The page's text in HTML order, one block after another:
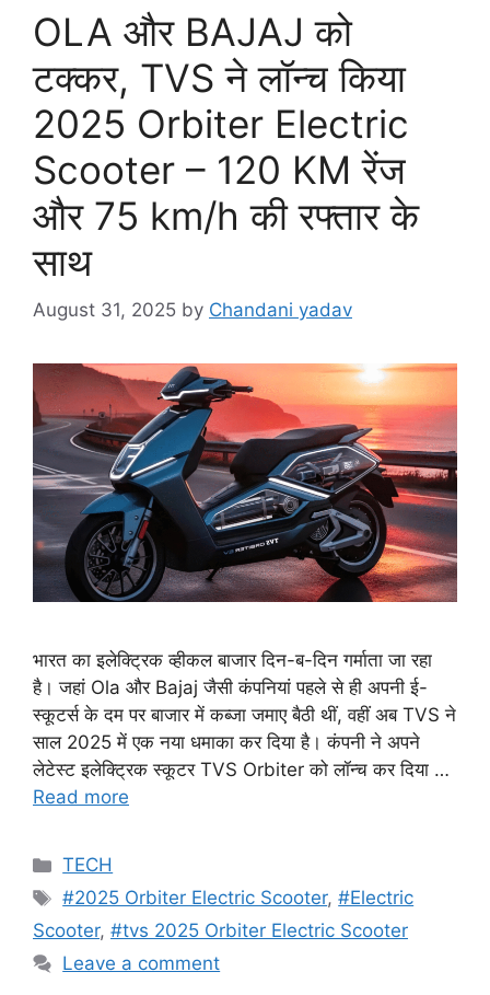
OLA और BAJAJ को
टक्कर, TVS ने लॉन्च किया
2025 Orbiter Electric
Scooter – 120 KM रेंज
और 75 km/h की रफ्तार के
साथ
August 31, 2025 by Chandani yadav
भारत का इलेक्ट्रिक व्हीकल बाजार दिन-ब-दिन गर्माता जा रहा
है। जहां Ola और Bajaj जैसी कंपनियां पहले से ही अपनी ई-
स्कूटर्स के दम पर बाजार में कब्जा जमाए बैठी थीं, वहीं अब TVS ने
साल 2025 में एक नया धमाका कर दिया है। कंपनी ने अपने
लेटेस्ट इलेक्ट्रिक स्कूटर TVS Orbiter को लॉन्च कर दिया …
Read more
Categories
TECH
Tags
#2025 Orbiter Electric Scooter,#Electric
Scooter, #tvs 2025 Orbiter Electric Scooter
Leave a comment